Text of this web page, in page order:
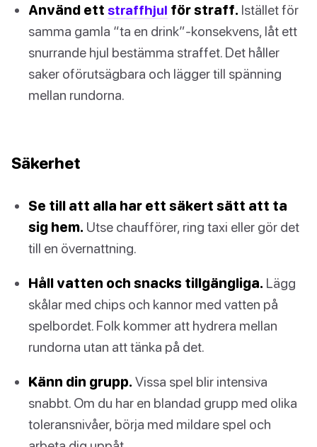
Använd ett straffhjul för straff. Istället för
samma gamla “ta en drink”-konsekvens, låt ett
snurrande hjul bestämma straffet. Det håller
saker oförutsägbara och lägger till spänning
mellan rundorna.
Säkerhet
Se till att alla har ett säkert sätt att ta
sig hem. Utse chaufförer, ring taxi eller gör det
till en övernattning.
Håll vatten och snacks tillgängliga. Lägg
skålar med chips och kannor med vatten på
spelbordet. Folk kommer att hydrera mellan
rundorna utan att tänka på det.
Känn din grupp. Vissa spel blir intensiva
snabbt. Om du har en blandad grupp med olika
toleransnivåer, börja med mildare spel och